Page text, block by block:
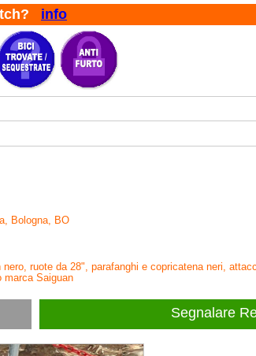
info
Bologna, BO
ruote da 28", parafanghi e copricatena neri,
marca Saiguan
Segnalare